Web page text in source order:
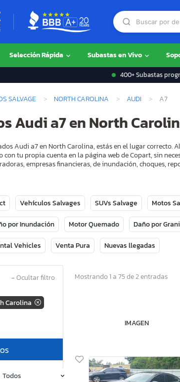
Selección Rápida Subastas en Vivo
400+ Subastas
SALVAGE NORTH CAROLINA AUDI A7
Audi a7 en North
Audi a7 en North Carolina, estás en el lugar
tu propia cuenta en la página web de Copart, sin
empresas financieras, de inundación, choques,
Vehículos Salvages SUVs Salvage Motos
por Inundación Motor Quemado Daño por
Vehicles Venta Pura Nuevas llegadas
−Ocultar filtro
Carolina
Mostrando 1 a 75 de 2 entradas
IMAGEN